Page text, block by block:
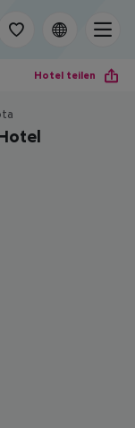
Hotel teilen